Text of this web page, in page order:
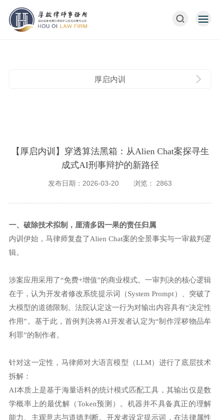
厚启内训
【厚启内训】穿透算法黑箱：从Alien Chat案探寻生
成式AI刑事辩护的新路径
发布日期：2026-03-20 浏览： 2863
一、破除技术拟制，厘清多因一果的责任归属
内训伊始，马律师复盘了Alien Chat案的全景事实与一审裁判逻
辑。
涉案应用采用了“免费+增值”的商业模式。一审判决的核心逻辑
在于，认为开发者修改系统提示词（System Prompt）、突破了
大模型的道德限制。法院认定这一行为对输出内容具有“决定性
作用”。基于此，首例判决将AI开发者认定为“制作淫秽物品牟
利罪”的制作者。
针对这一定性，马律师对大语言模型（LLM）进行了底层技术
拆解：
AI本质上是基于海量语料的统计模式匹配工具，其输出仅是数
学概率上的最优解（Token预测）。机器并不具备真正的理解
能力、主观意志与道德判断。开发者设定提示词，在法律属性